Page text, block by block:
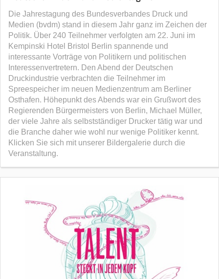
Die Jahrestagung des Bundesverbandes Druck und
Medien (bvdm) stand in diesem Jahr ganz im Zeichen der
Politik. Über 240 Teilnehmer verfolgten am 22. Juni im
Kempinski Hotel Bristol Berlin spannende und
interessante Vorträge von Politikern und politischen
Interessenvertretern. Den Abend der Deutschen
Druckindustrie verbrachten die Teilnehmer im
Spreespeicher im neuen Medienzentrum am Berliner
Osthafen. Höhepunkt des Abends war ein Grußwort des
Regierenden Bürgermeisters von Berlin, Michael Müller,
der viele Jahre als selbstständiger Drucker tätig war und
die Branche daher wie wohl nur wenige Politiker kennt.
Klicken Sie sich mit unserer Bildergalerie durch die
Veranstaltung.